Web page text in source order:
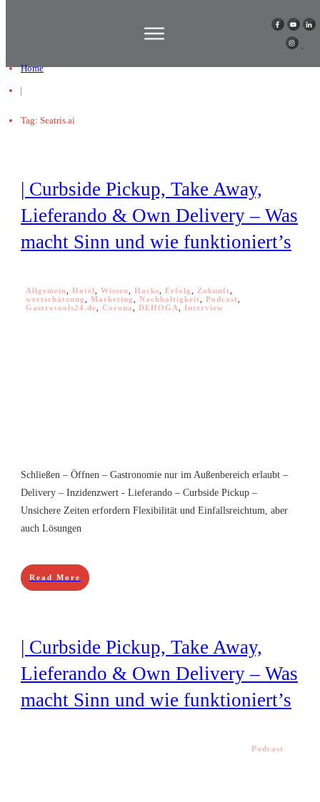
Home
|
Tag: Seatris.ai
| Curbside Pickup, Take Away,
Lieferando & Own Delivery – Was
macht Sinn und wie funktioniert’s
Allgemein Hotel Wissen Hacks Erfolg Zukunft
wertschätzung
Marketing Nachhaltigkeit Podcast
Gastrotools24.de
Corona DEHOGA Interview
Schließen – Öffnen – Gastronomie nur im Außenbereich erlaubt –
Delivery – Inzidenzwert - Lieferando – Curbside Pickup –
Unsichere Zeiten erfordern Flexibilität und Einfallsreichtum, aber
auch Lösungen
Read More
| Curbside Pickup, Take Away,
Lieferando & Own Delivery – Was
macht Sinn und wie funktioniert’s
Podcast